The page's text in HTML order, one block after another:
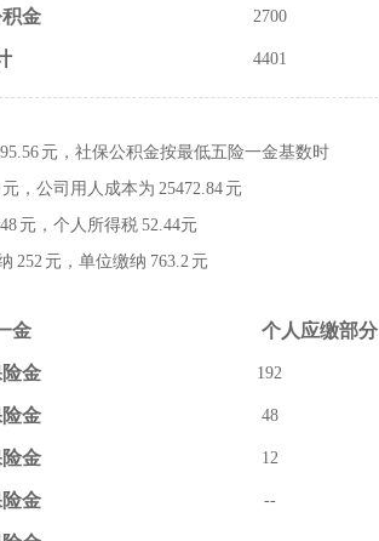
金 2700
4401
元，社保公积金按最低五险一金基数时
元，公司用人成本为 25472.84元
元，个人所得税 52.44元
252 元，单位缴纳 763.2元
金 个人应缴部分
金 192
金 48
金 12
金 --